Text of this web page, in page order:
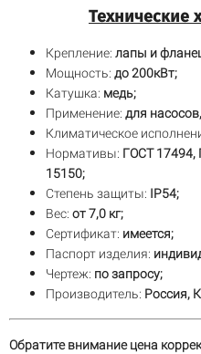
Технические
Крепление: лапы и
Мощность: до 200кВт;
Катушка: медь;
Применение: для
Климатическое
Нормативы: ГОСТ 17494,
15150;
Степень защиты: IP54;
Вес: от 7,0 кг;
Сертификат: имеется;
Паспорт изделия:
Чертеж: по запросу;
Производитель: Россия,
Обратите внимание цена